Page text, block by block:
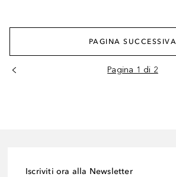
PAGINA SUCCESSIVA
Pagina 1 di 2
Iscriviti ora alla Newsletter